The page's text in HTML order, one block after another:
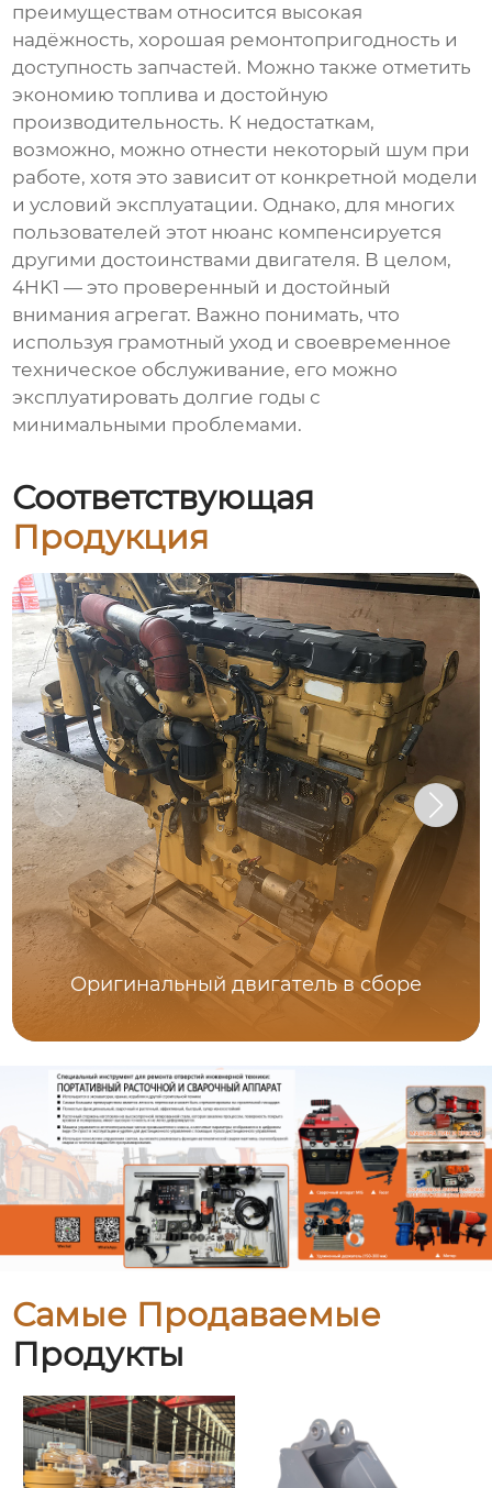
преимуществам относится высокая
надёжность, хорошая ремонтопригодность и
доступность запчастей. Можно также отметить
экономию топлива и достойную
производительность. К недостаткам,
возможно, можно отнести некоторый шум при
работе, хотя это зависит от конкретной модели
и условий эксплуатации. Однако, для многих
пользователей этот нюанс компенсируется
другими достоинствами двигателя. В целом,
4HK1 — это проверенный и достойный
внимания агрегат. Важно понимать, что
используя грамотный уход и своевременное
техническое обслуживание, его можно
эксплуатировать долгие годы с
минимальными проблемами.
Соответствующая
Продукция
Оригинальный двигатель в сборе
Самые Продаваемые
Продукты